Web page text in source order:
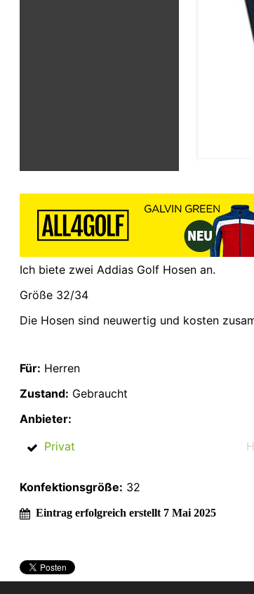
Ich biete zwei Addias Golf Hosen an.
Größe 32/34
Die Hosen sind neuwertig und kosten
Für: Herren
Zustand: Gebraucht
Anbieter:
Privat
Konfektionsgröße: 32
Eintrag erfolgreich erstellt 7 Mai 2025